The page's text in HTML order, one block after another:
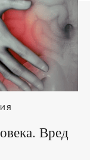
Вред